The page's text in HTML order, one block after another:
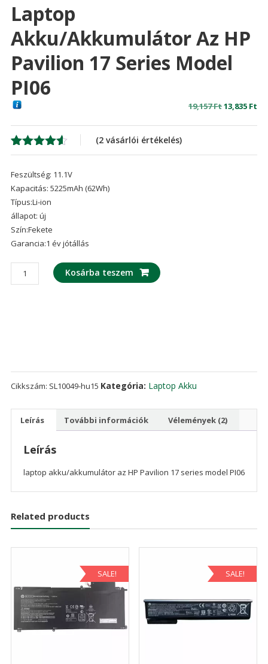
Laptop
Akku/akkumulátor Az HP
Pavilion 17 Series Model
PI06
19,157FtOriginal
13,835 Ft
Értékelés
ből,
2
értékelés
alapján
(2 vásárlói értékelés)
Feszültség: 11.1V
Kapacitás: 5225mAh (62Wh)
Típus:Li-ion
állapot: új
Szín:Fekete
Garancia:1 év jótállás
laptop
akku/akkumulátor
mennyiség
Kosárba teszem
Cikkszám: SL10049-hu15 Kategória: Laptop Akku
Leírás További információk Vélemények (2)
Leírás
laptop akku/akkumulátor az HP Pavilion 17 series model PI06
Related products
SALE! SALE!